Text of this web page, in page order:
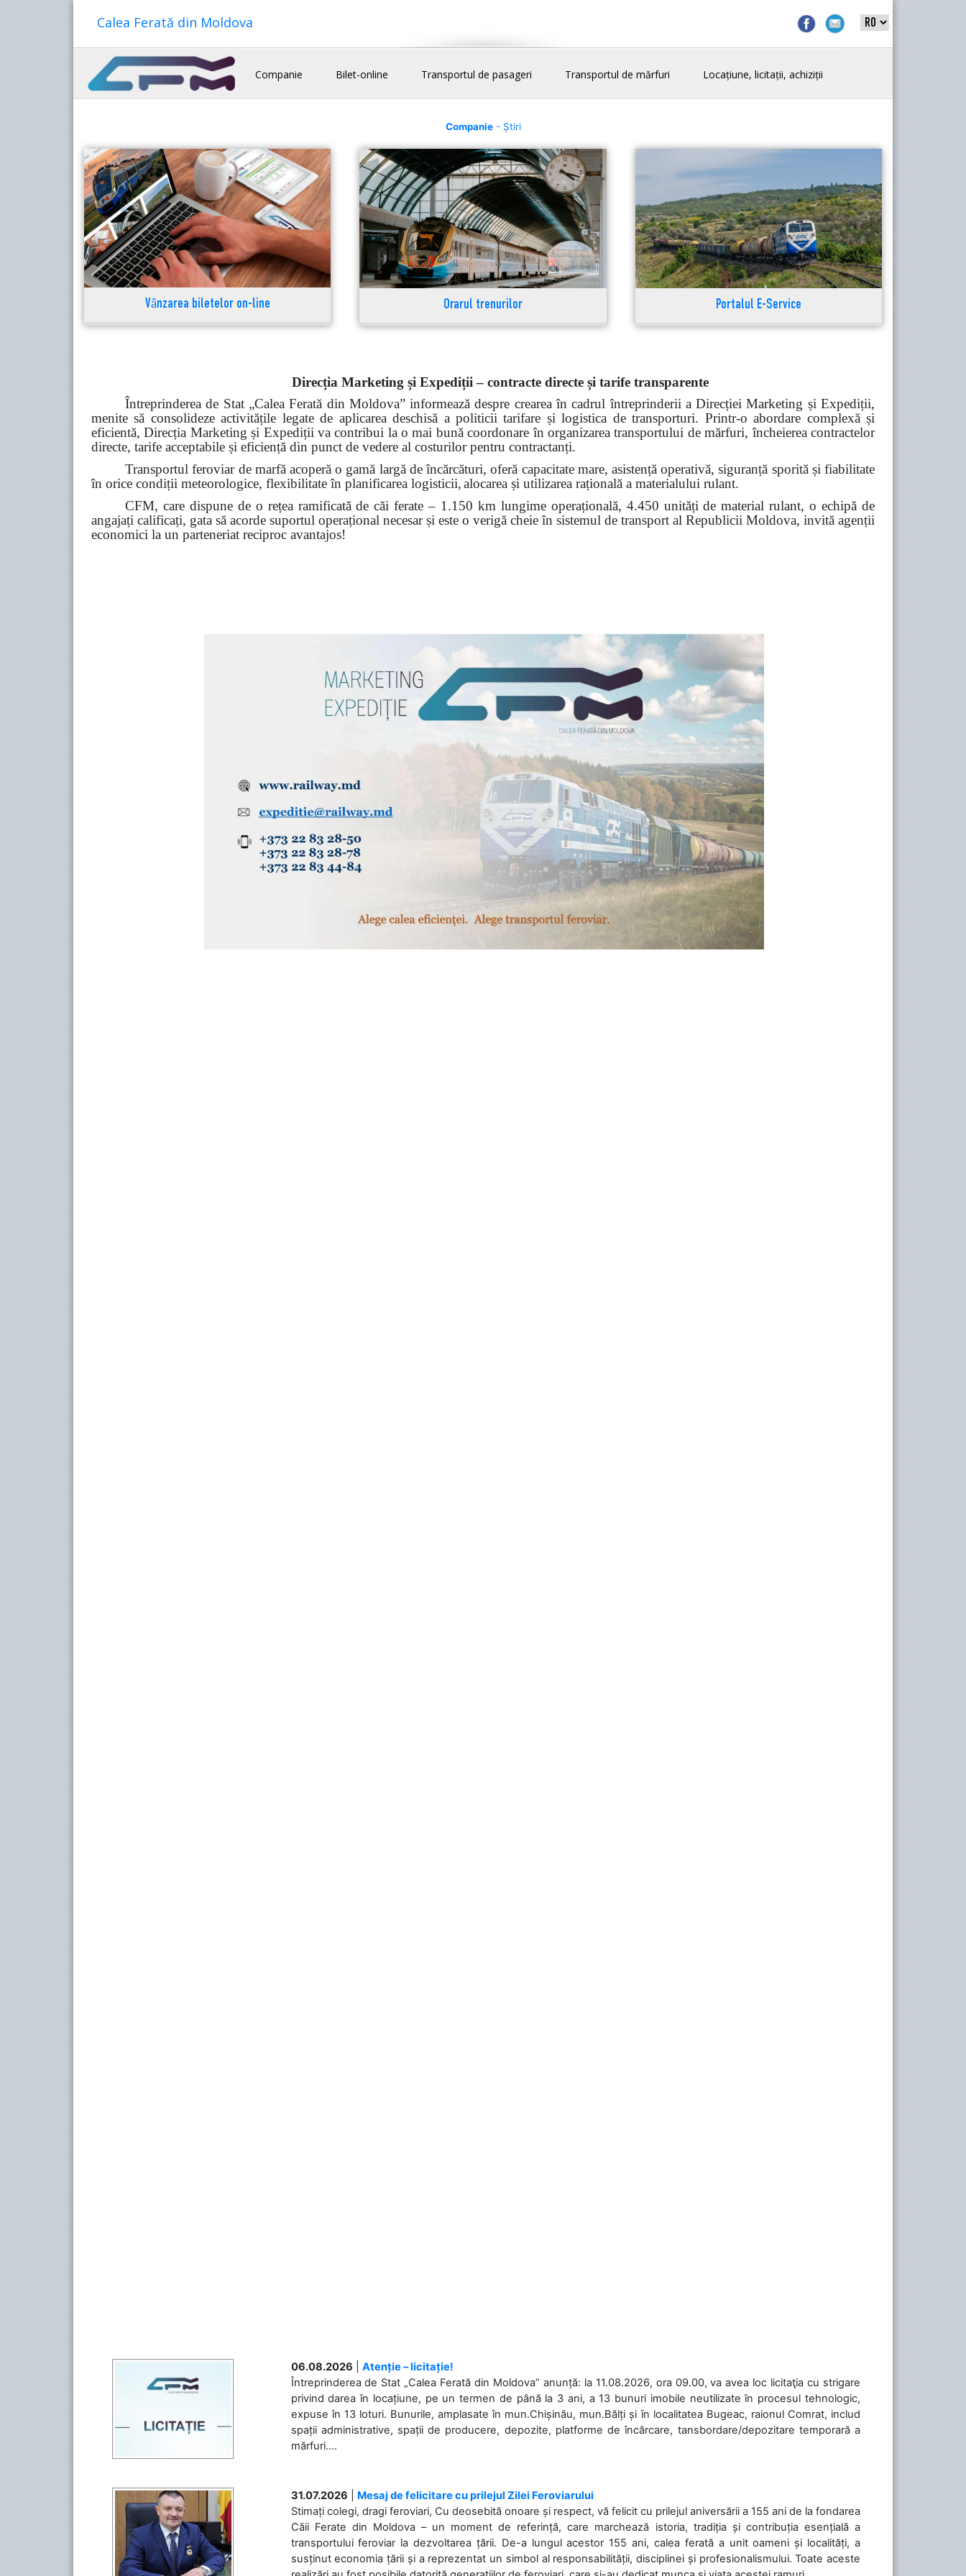
Calea Ferată din Moldova
Companie Bilet-online Transportul de pasageri Transportul de mărfuri Locațiune, licitații, achiziții
Companie- Știri
Vânzarea biletelor on-line Orarul trenurilor Portalul E-Service
Direcția Marketing și Expediții – contracte directe și tarife transparente
Întreprinderea de Stat „Calea Ferată din Moldova” informează despre crearea în cadrul întreprinderii a Direcției Marketing și Expediții,
menite să consolideze activitățile legate de aplicarea deschisă a politicii tarifare și logistica de transporturi. Printr-o abordare complexă și
eficientă, Direcția Marketing și Expediții va contribui la o mai bună coordonare în organizarea transportului de mărfuri, încheierea contractelor
directe, tarife acceptabile și eficiență din punct de vedere al costurilor pentru contractanți.
Transportul feroviar de marfă acoperă o gamă largă de încărcături, oferă capacitate mare, asistență operativă, siguranță sporită și fiabilitate
în orice condiții meteorologice, flexibilitate în planificarea logisticii,alocarea și utilizarea rațională a materialului rulant.
CFM, care dispune de o rețea ramificată de căi ferate – 1.150 km lungime operațională, 4.450 unități de material rulant, o echipă de
angajați calificați, gata să acorde suportul operațional necesar și este o verigă cheie în sistemul de transport al Republicii Moldova, invită agenții
economici la un parteneriat reciproc avantajos!
06.08.2026
Atenție – licitație!
Întreprinderea de Stat „Calea Ferată din Moldova” anunță: la 11.08.2026, ora 09.00, va avea loc licitaţia cu strigare
privind darea în locațiune, pe un termen de până la 3 ani, a 13 bunuri imobile neutilizate în procesul tehnologic,
expuse în 13 loturi. Bunurile, amplasate în mun.Chișinău, mun.Bălți și în localitatea Bugeac, raionul Comrat, includ
spații administrative, spații de producere, depozite, platforme de încărcare, tansbordare/depozitare temporară a
mărfuri....
31.07.2026
Mesaj de felicitare cu prilejul Zilei Feroviarului
Stimați colegi, dragi feroviari, Cu deosebită onoare și respect, vă felicit cu prilejul aniversării a 155 ani de la fondarea
Căii Ferate din Moldova – un moment de referință, care marchează istoria, tradiția și contribuția esențială a
transportului feroviar la dezvoltarea țării. De-a lungul acestor 155 ani, calea ferată a unit oameni și localități, a
susținut economia țării și a reprezentat un simbol al responsabilității, disciplinei și profesionalismului. Toate aceste